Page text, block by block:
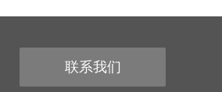
联系我们